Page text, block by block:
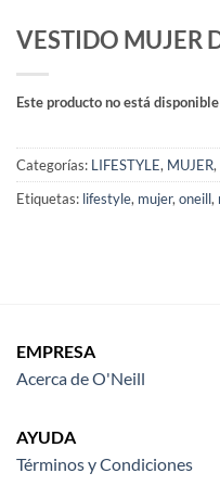
VESTIDO MUJER
Este producto no está
Categorías: LIFESTYLE, MUJER,
Etiquetas: lifestyle, mujer, oneill,
EMPRESA
Acerca de O'Neill
AYUDA
Términos y Condiciones